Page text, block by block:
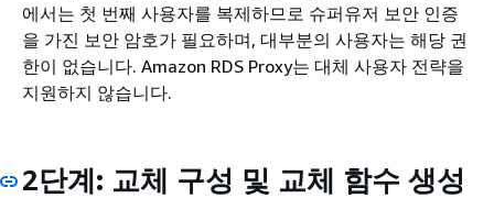
에서는 첫 번째 사용자를 복제하므로 슈퍼유저 보안 인증
을 가진 보안 암호가 필요하며, 대부분의 사용자는 해당 권
한이 없습니다. Amazon RDS Proxy는 대체 사용자 전략을
지원하지 않습니다.
2단계: 교체 구성 및 교체 함수 생성